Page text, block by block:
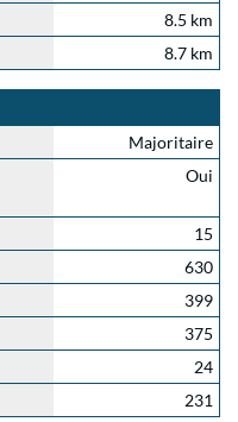
8.5 km
8.7 km
Majoritaire
Oui
15
630
399
375
24
231